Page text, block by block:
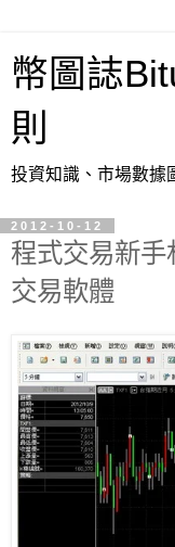
幣圖誌
則
投資知識、市場數據
2012-10-12
程式交易新
交易軟體